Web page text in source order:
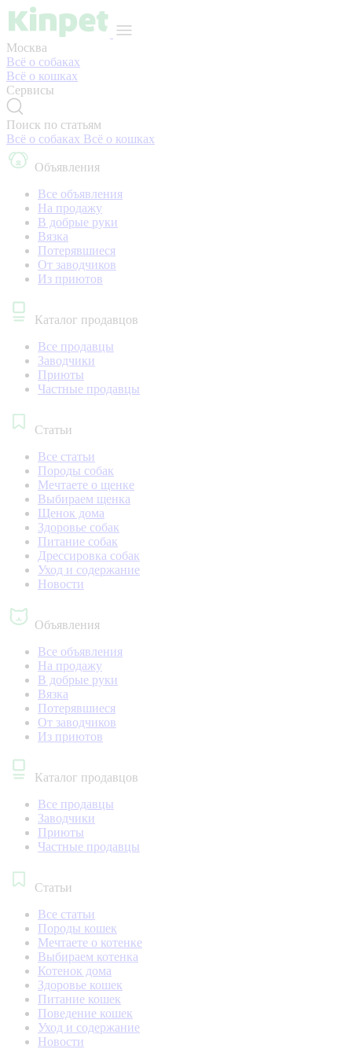
Москва
Всё о собаках
Всё о кошках
Сервисы
Поиск по статьям
Всё о собаках Всё о кошках
Объявления
Все объявления
На продажу
В добрые руки
Вязка
Потерявшиеся
От заводчиков
Из приютов
Каталог продавцов
Все продавцы
Заводчики
Приюты
Частные продавцы
Статьи
Все статьи
Породы собак
Мечтаете о щенке
Выбираем щенка
Щенок дома
Здоровье собак
Питание собак
Дрессировка собак
Уход и содержание
Новости
Объявления
Все объявления
На продажу
В добрые руки
Вязка
Потерявшиеся
От заводчиков
Из приютов
Каталог продавцов
Все продавцы
Заводчики
Приюты
Частные продавцы
Статьи
Все статьи
Породы кошек
Мечтаете о котенке
Выбираем котенка
Котенок дома
Здоровье кошек
Питание кошек
Поведение кошек
Уход и содержание
Новости